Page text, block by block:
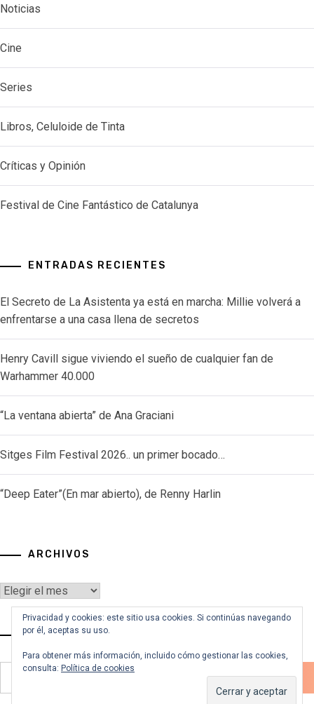
Noticias
Cine
Series
Libros, Celuloide de Tinta
Críticas y Opinión
Festival de Cine Fantástico de Catalunya
ENTRADAS RECIENTES
El Secreto de La Asistenta ya está en marcha: Millie volverá a
enfrentarse a una casa llena de secretos
Henry Cavill sigue viviendo el sueño de cualquier fan de
Warhammer 40.000
“La ventana abierta” de Ana Graciani
Sitges Film Festival 2026.. un primer bocado…
“Deep Eater”(En mar abierto), de Renny Harlin
ARCHIVOS
Archivos
VOY A BUSCAR…
Buscar:
Privacidad y cookies: este sitio usa cookies. Si continúas navegando
por él, aceptas su uso.
Para obtener más información, incluido cómo gestionar las cookies,
consulta: Política de cookies